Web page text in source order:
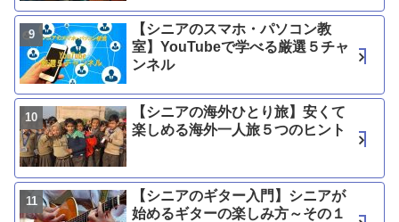
【シニアのスマホ・パソコン教
室】YouTubeで学べる厳選５チャ
ンネル
【シニアの海外ひとり旅】安くて
楽しめる海外一人旅５つのヒント
【シニアのギター入門】シニアが
始めるギターの楽しみ方～その１